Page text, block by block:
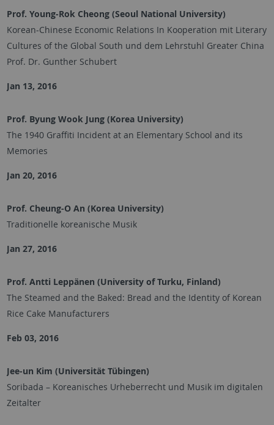
Prof. Young-Rok Cheong (Seoul National University)
Korean-Chinese Economic Relations In Kooperation mit Literary
Cultures of the Global South und dem Lehrstuhl Greater China
Prof. Dr. Gunther Schubert
Jan 13, 2016
Prof. Byung Wook Jung (Korea University)
The 1940 Graffiti Incident at an Elementary School and its
Memories
Jan 20, 2016
Prof. Cheung-O An (Korea University)
Traditionelle koreanische Musik
Jan 27, 2016
Prof. Antti Leppänen (University of Turku, Finland)
The Steamed and the Baked: Bread and the Identity of Korean
Rice Cake Manufacturers
Feb 03, 2016
Jee-un Kim (Universität Tübingen)
Soribada – Koreanisches Urheberrecht und Musik im digitalen
Zeitalter